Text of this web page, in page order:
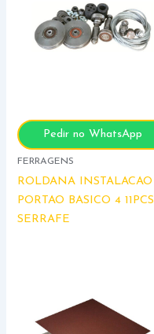
Pedir no WhatsApp
FERRAGENS
ROLDANA INSTALACAO
PORTAO BASICO 4 11PCS
SERRAFE